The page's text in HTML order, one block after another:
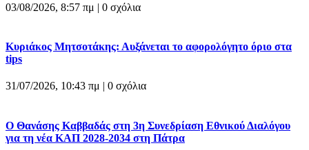
03/08/2026, 8:57 πμ | 0 σχόλια
Κυριάκος Μητσοτάκης: Αυξάνεται το αφορολόγητο όριο στα
tips
31/07/2026, 10:43 πμ | 0 σχόλια
Ο Θανάσης Καββαδάς στη 3η Συνεδρίαση Εθνικού Διαλόγου
για τη νέα ΚΑΠ 2028-2034 στη Πάτρα